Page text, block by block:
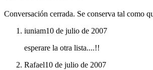
Conversación cerrada. Se conserva tal como
iuniam10 de julio de 2007
esperare la otra lista....!!
Rafael10 de julio de 2007